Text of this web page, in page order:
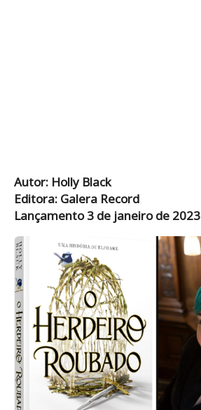
Autor: Holly Black
Editora: Galera Record
Lançamento 3 de janeiro de 2023